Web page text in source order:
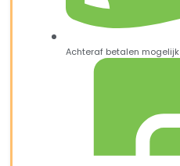
Achteraf betalen mogelijk